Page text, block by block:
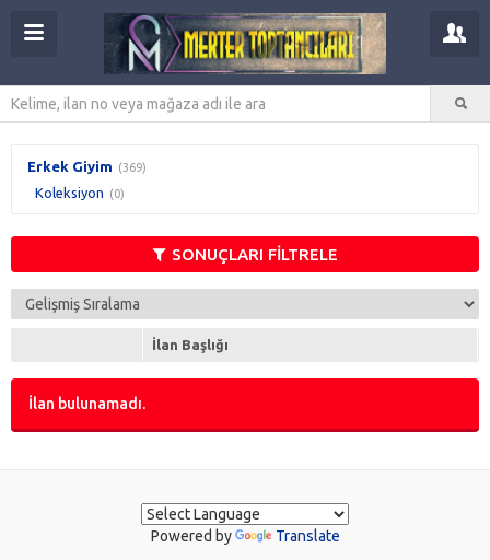
Erkek Giyim (369)
Koleksiyon (0)
SONUÇLARI FİLTRELE
İlan Başlığı
İlan bulunamadı.
Powered by Translate